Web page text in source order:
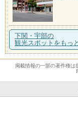
下関・宇部の
観光スポットをもっ
掲載情報の一部の著作権は